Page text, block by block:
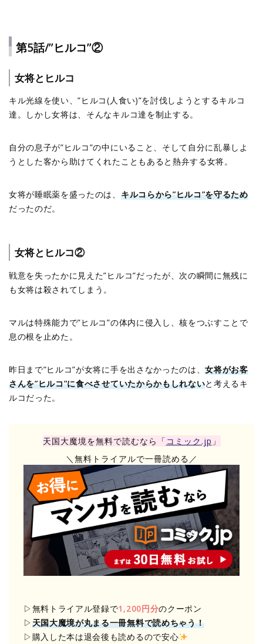
第5話/”ヒルコ”②
女将とヒルコ
キル光線を使い、”ヒルコ(人食い)”を討伐しようとするキルコ
達。しかし女将は、そんなキルコ達を制止する。
自分の息子が”ヒルコ”の中にいること、そして自分に乱暴しよ
うとした客から助けてくれたこともあると熱弁する女将。
女将が睡眠薬を盛ったのは、 キルコらから”ヒルコ”を守るため
だったのだ。
女将とヒルコ②
戦意を失ったかに見えた”ヒルコ”だったが、次の瞬間に無残に
も女将は殺されてしまう。
マルは特殊能力で”ヒルコ”の体内に侵入し、核をつぶすことで
息の根を止めた。
昨日まで”ヒルコ”が女将に手を出さなかったのは、女将がお客
さんを”ヒルコ”に食べさせていたからかもしれないと考えるキ
ルコだった。
天国大魔境を無料で読むなら「 コミック.jp 」
＼無料トライアルで一冊読める／
▷無料トライアル登録で1,200円分のクーポン
▷ 天国大魔境が丸まる一冊無料で読めちゃう！
▷購入した本は退会後も読めるので安心